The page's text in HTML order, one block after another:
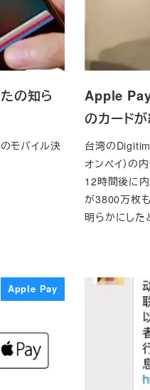
の知ら
モバイル決
Apple
のカード
台湾の
オンペイ）の
12時間後に
が3800万枚
明らかにした
Apple Pay